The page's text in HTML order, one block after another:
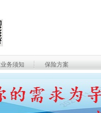
业务须知 保险方案